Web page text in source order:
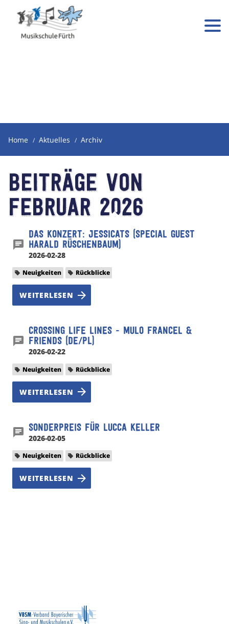
Home Aktuelles Archiv
Beiträge von
Februar 2026
Das Konzert: Jessicats (Special Guest
Harald Rüschenbaum)
2026-02-28
Neuigkeiten Rückblicke
WEITERLESEN
Crossing Life Lines - Mulo Francel &
Friends (DE/PL)
2026-02-22
Neuigkeiten Rückblicke
WEITERLESEN
Sonderpreis für Lucca Keller
2026-02-05
Neuigkeiten Rückblicke
WEITERLESEN